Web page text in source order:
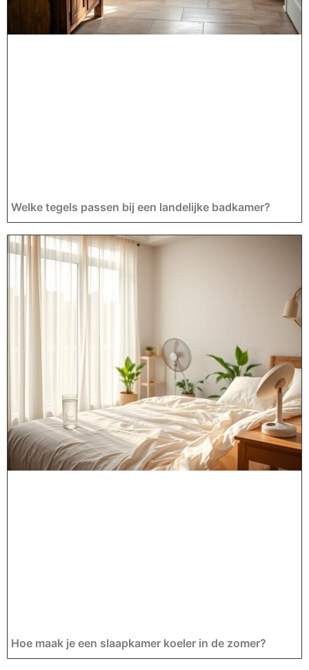
Welke tegels passen bij een landelijke badkamer?
Hoe maak je een slaapkamer koeler in de zomer?